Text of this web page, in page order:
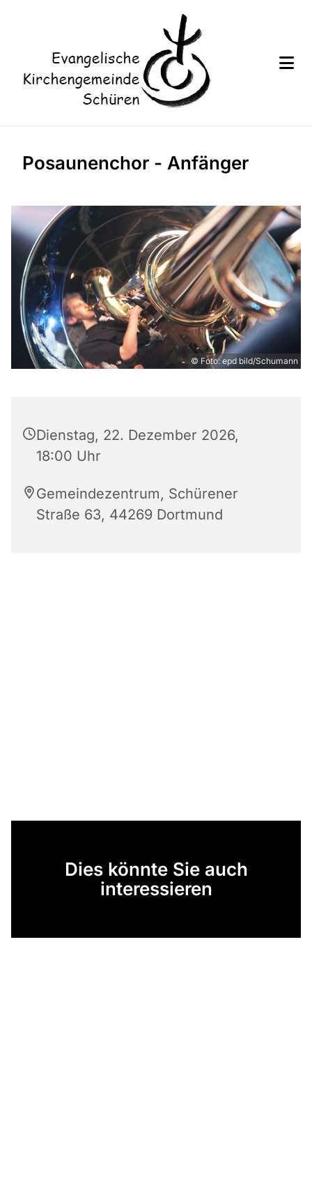
Posaunenchor - Anfänger
© Foto: epd bild/Schumann
Dienstag, 22. Dezember 2026,
18:00 Uhr
Gemeindezentrum, Schürener
Straße 63, 44269 Dortmund
Dies könnte Sie auch
interessieren